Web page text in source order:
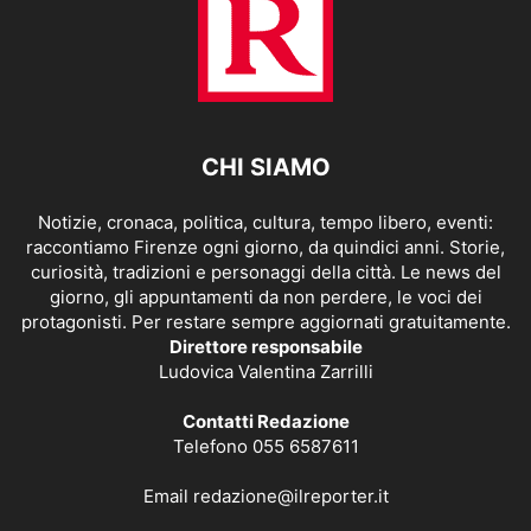
CHI SIAMO
Notizie, cronaca, politica, cultura, tempo libero, eventi:
raccontiamo Firenze ogni giorno, da quindici anni. Storie,
curiosità, tradizioni e personaggi della città. Le news del
giorno, gli appuntamenti da non perdere, le voci dei
protagonisti. Per restare sempre aggiornati gratuitamente.
Direttore responsabile
Ludovica Valentina Zarrilli
Contatti Redazione
Telefono 055 6587611
Email redazione@ilreporter.it